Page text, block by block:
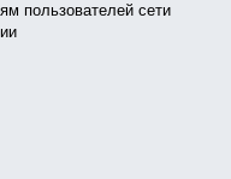
пользователей сети